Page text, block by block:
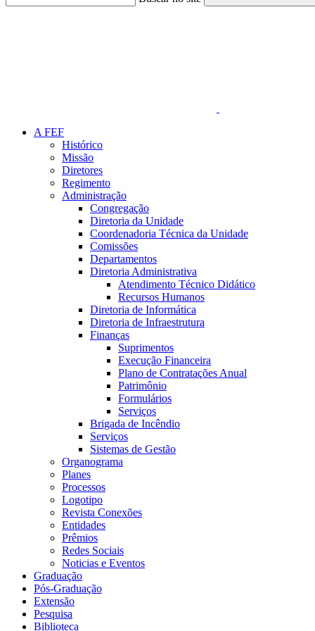
A FEF
Histórico
Missão
Diretores
Regimento
Administração
Congregação
Diretoria da Unidade
Coordenadoria Técnica da Unidade
Comissões
Departamentos
Diretoria Administrativa
Atendimento Técnico Didático
Recursos Humanos
Diretoria de Informática
Diretoria de Infraestrutura
Finanças
Suprimentos
Execução Financeira
Plano de Contratações Anual
Patrimônio
Formulários
Serviços
Brigada de Incêndio
Serviços
Sistemas de Gestão
Organograma
Planes
Processos
Logotipo
Revista Conexões
Entidades
Prêmios
Redes Sociais
Noticias e Eventos
Graduação
Pós-Graduação
Extensão
Pesquisa
Biblioteca